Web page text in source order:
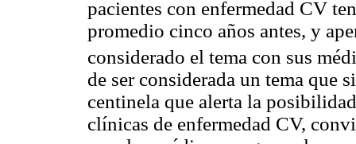
pacientes con enfermedad CV
promedio cinco años antes, y
considerado el tema con sus
de ser considerada un tema que
centinela que alerta la
clínicas de enfermedad CV,